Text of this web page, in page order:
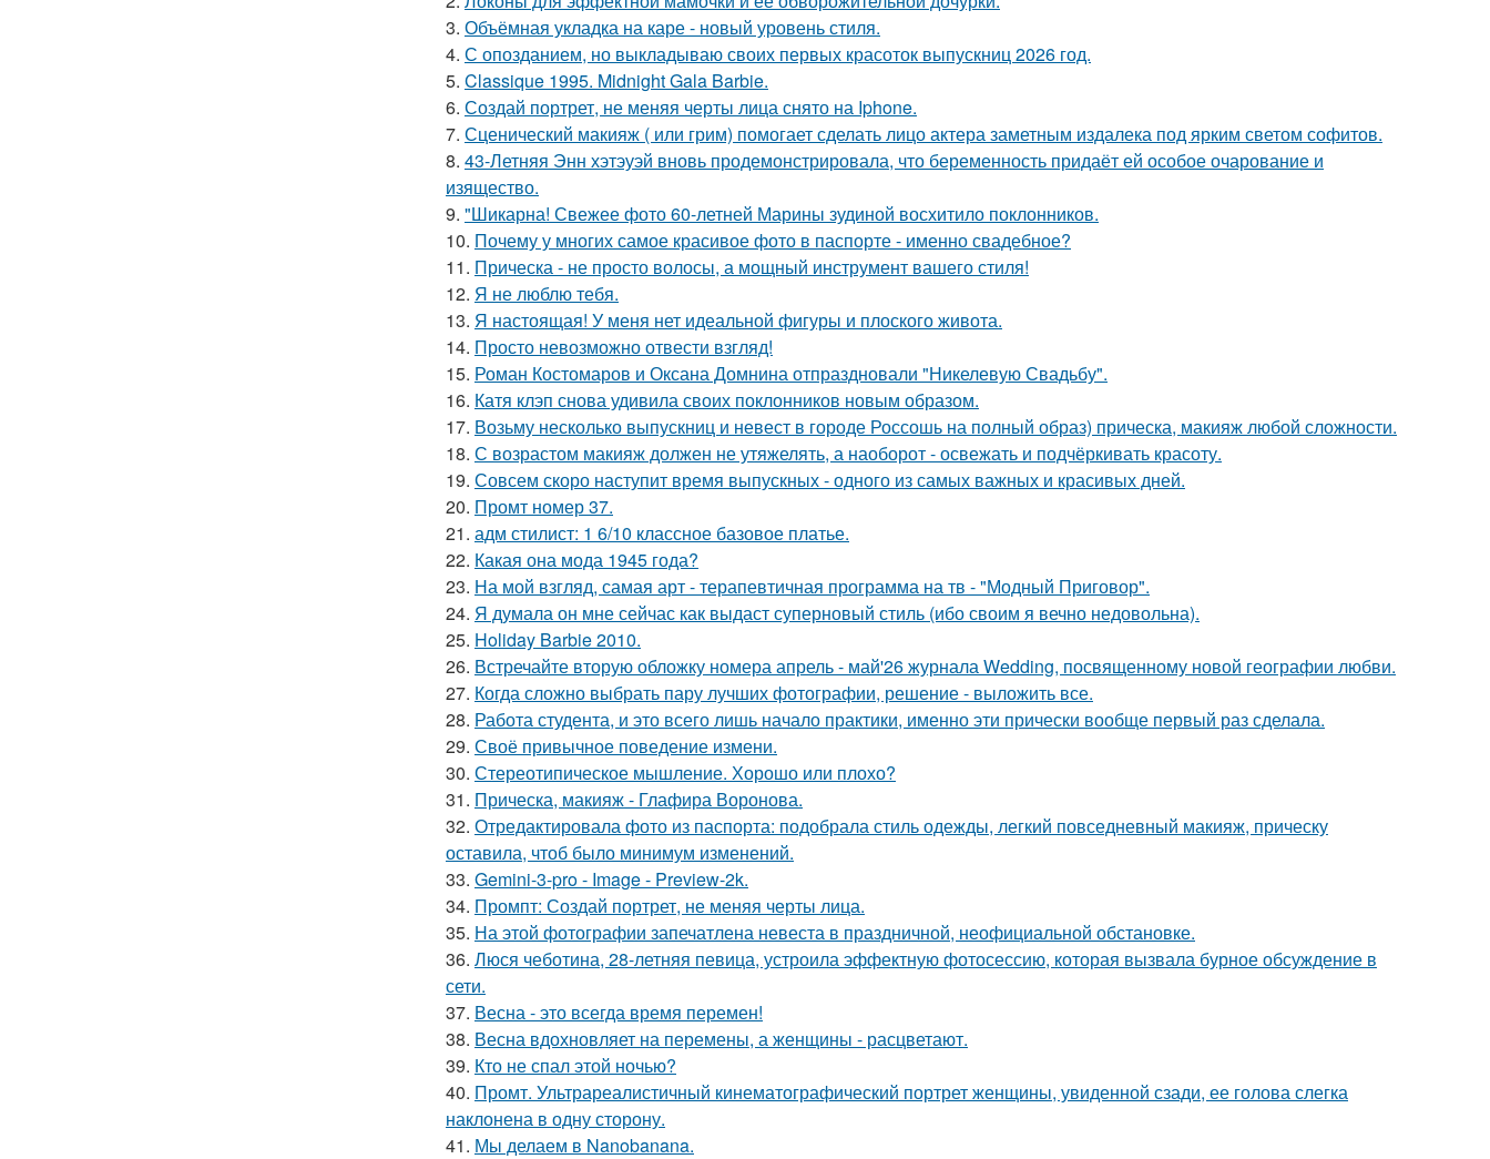
3. Объёмная укладка на каре - новый уровень стиля.
4. С опозданием, но выкладываю своих первых красоток выпускниц 2026 год.
5. Classique 1995. Midnight Gala Barbie.
6. Создай портрет, не меняя черты лица снято на Iphone.
7. Сценический макияж ( или грим) помогает сделать лицо актера заметным издалека под ярким светом софитов.
8. 43-Летняя Энн хэтэуэй вновь продемонстрировала, что беременность придаёт ей особое очарование и
изящество.
9. "Шикарна! Свежее фото 60-летней Марины зудиной восхитило поклонников.
10. Почему у многих самое красивое фото в паспорте - именно свадебное?
11. Прическа - не просто волосы, а мощный инструмент вашего стиля!
12. Я не люблю тебя.
13. Я настоящая! У меня нет идеальной фигуры и плоского живота.
14. Просто невозможно отвести взгляд!
15. Роман Костомаров и Оксана Домнина отпраздновали "Никелевую Свадьбу".
16. Катя клэп снова удивила своих поклонников новым образом.
17. Возьму несколько выпускниц и невест в городе Россошь на полный образ) прическа, макияж любой сложности.
18. С возрастом макияж должен не утяжелять, а наоборот - освежать и подчёркивать красоту.
19. Совсем скоро наступит время выпускных - одного из самых важных и красивых дней.
20. Промт номер 37.
21. адм стилист: 1 6/10 классное базовое платье.
22. Какая она мода 1945 года?
23. На мой взгляд, самая арт - терапевтичная программа на тв - "Модный Приговор".
24. Я думала он мне сейчас как выдаст суперновый стиль (ибо своим я вечно недовольна).
25. Holiday Barbie 2010.
26. Встречайте вторую обложку номера апрель - май'26 журнала Wedding, посвященному новой географии любви.
27. Когда сложно выбрать пару лучших фотографии, решение - выложить все.
28. Работа студента, и это всего лишь начало практики, именно эти прически вообще первый раз сделала.
29. Своё привычное поведение измени.
30. Стереотипическое мышление. Хорошо или плохо?
31. Прическа, макияж - Глафира Воронова.
32. Отредактировала фото из паспорта: подобрала стиль одежды, легкий повседневный макияж, прическу
оставила, чтоб было минимум изменений.
33. Gemini-3-pro - Image - Preview-2k.
34. Промпт: Создай портрет, не меняя черты лица.
35. На этой фотографии запечатлена невеста в праздничной, неофициальной обстановке.
36. Люся чеботина, 28-летняя певица, устроила эффектную фотосессию, которая вызвала бурное обсуждение в
сети.
37. Весна - это всегда время перемен!
38. Весна вдохновляет на перемены, а женщины - расцветают.
39. Кто не спал этой ночью?
40. Промт. Ультрареалистичный кинематографический портрет женщины, увиденной сзади, ее голова слегка
наклонена в одну сторону.
41. Мы делаем в Nanobanana.